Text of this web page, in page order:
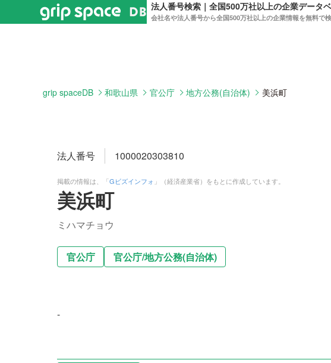
法人番号検索｜全国500万社以上の企業データ
会社名や法人番号から全国500万社以上の企業情報を無料で検
grip spaceDB 和歌山県 官公庁 地方公務(自治体) 美浜町
法人番号 1000020303810
掲載の情報は、「Gビズインフォ 」（経済産業省）をもとに作成しています。
美浜町
ミハマチョウ
官公庁 官公庁/地方公務(自治体)
-